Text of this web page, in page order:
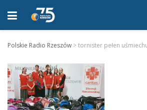
Polskie Radio Rzeszów >tornister pełen